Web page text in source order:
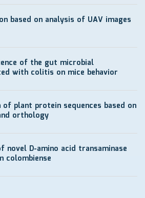
based on analysis of UAV images
of the gut microbial
with colitis on mice behavior
plant protein sequences based on
orthology
D-amino acid transaminase
colombiense